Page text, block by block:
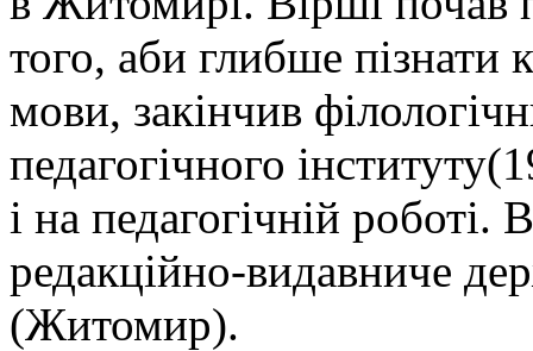
того, аби глибше пізнати
мови, закінчив
педагогічного
і на педагогічній
редакційно-видавниче
(Житомир).